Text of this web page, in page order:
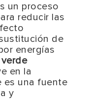
un proceso
reducir las
de
energías
en la
es una fuente
y